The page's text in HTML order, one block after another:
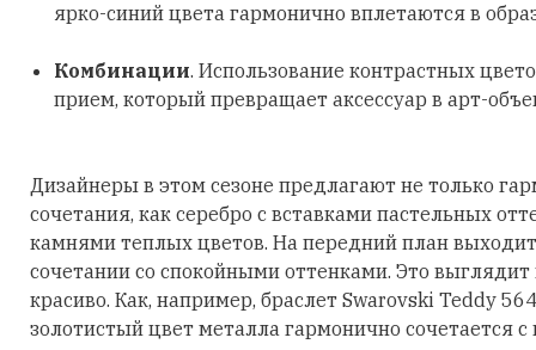
ярко-синий цвета гармонично вплетаются в
Комбинации. Использование контрастных
прием, который превращает аксессуар в арт-
Дизайнеры в этом сезоне предлагают не только
сочетания, как серебро с вставками пастельных
камнями теплых цветов. На передний план
сочетании со спокойными оттенками. Это
красиво. Как, например, браслет Swarovski Teddy
золотистый цвет металла гармонично сочетается